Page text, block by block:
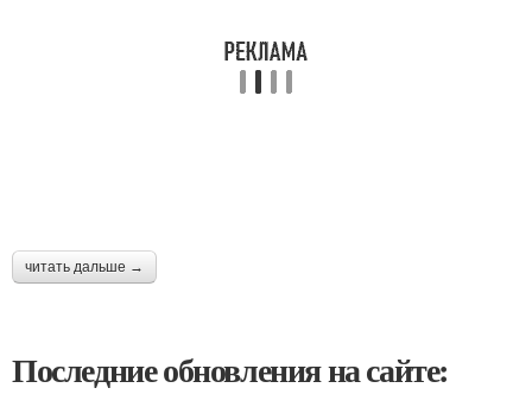
читать дальше →
Последние обновления на сайте: